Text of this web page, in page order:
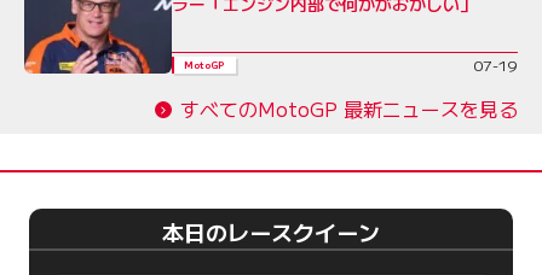
MotoGP 07-19
すべてのMotoGP 最新ニュースを見る
本日のレースクイーン